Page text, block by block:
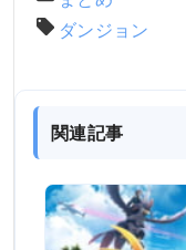
ダンジョン
関連記事